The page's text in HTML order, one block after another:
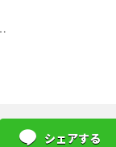
シェアする